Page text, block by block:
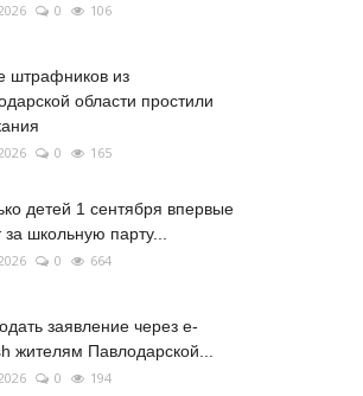
0 106
штрафников из
области простили
0 165
детей 1 сентября впервые
за школьную парту...
0 664
заявление через e-
жителям Павлодарской...
0 194